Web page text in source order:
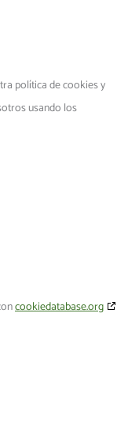
política de cookies y
usando los
cookiedatabase.org